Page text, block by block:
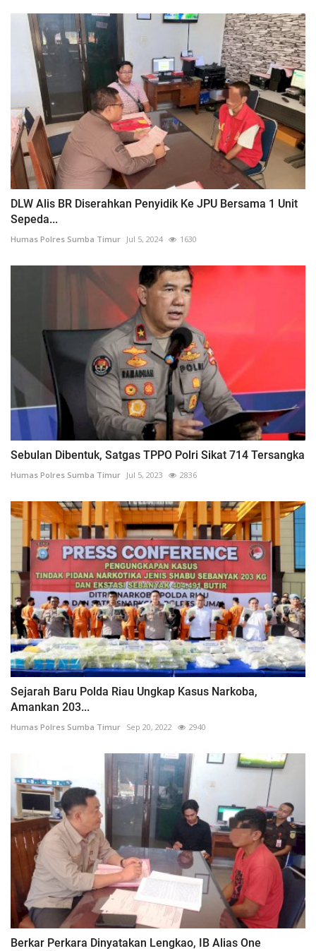
DLW Alis BR Diserahkan Penyidik Ke JPU Bersama 1 Unit
Sepeda...
Humas Polres Sumba Timur Jul 5, 2024 1630
Sebulan Dibentuk, Satgas TPPO Polri Sikat 714 Tersangka
Humas Polres Sumba Timur Jul 5, 2023 2836
Sejarah Baru Polda Riau Ungkap Kasus Narkoba,
Amankan 203...
Humas Polres Sumba Timur Sep 20, 2022 2940
Berkar Perkara Dinyatakan Lengkao, IB Alias One